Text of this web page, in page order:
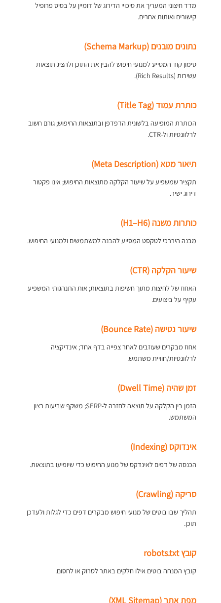
מדד חיצוני המעריך את סיכויי הדירוג של דומיין על בסיס פרופיל
קישורים ואותות אחרים.
נתונים מובנים (Schema Markup)
סימון קוד המסייע למנועי חיפוש להבין את התוכן ולהציג תוצאות
עשירות (Rich Results).
כותרת עמוד (Title Tag)
הכותרת המופיעה בלשונית הדפדפן ובתוצאות החיפוש; גורם חשוב
לרלוונטיות ול-CTR.
תיאור מטא (Meta Description)
תקציר שמשפיע על שיעור הקלקה מתוצאות החיפוש; אינו פקטור
דירוג ישיר.
כותרות משנה (H1–H6)
מבנה היררכי לטקסט המסייע להבנה למשתמשים ולמנועי החיפוש.
שיעור הקלקה (CTR)
האחוז של לחיצות מתוך חשיפות בתוצאות; אות התנהגותי המשפיע
עקיף על ביצועים.
שיעור נטישה (Bounce Rate)
אחוז מבקרים שעוזבים לאחר צפייה בדף אחד; אינדיקציה
לרלוונטיות/חוויית משתמש.
זמן שהיה (Dwell Time)
הזמן בין הקלקה על תוצאה לחזרה ל-SERP; משקף שביעות רצון
המשתמש.
אינדוקס (Indexing)
הכנסה של דפים לאינדקס של מנוע החיפוש כדי שיופיעו בתוצאות.
סריקה (Crawling)
תהליך שבו בוטים של מנועי חיפוש מבקרים דפים כדי לגלות ולעדכן
תוכן.
קובץ robots.txt
קובץ המנחה בוטים אילו חלקים באתר לסרוק או לחסום.
מפת אתר (XML Sitemap)